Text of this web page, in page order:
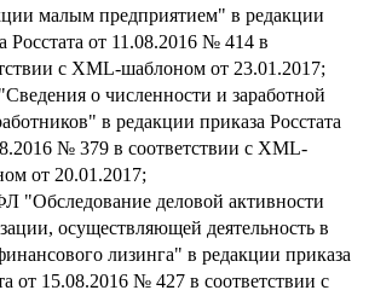
малым предприятием" в редакции
Росстата от 11.08.2016 № 414 в
с XML-шаблоном от 23.01.2017;
о численности и заработной
в редакции приказа Росстата
№ 379 в соответствии с XML-
от 20.01.2017;
деловой активности
осуществляющей деятельность в
лизинга" в редакции приказа
от 15.08.2016 № 427 в соответствии с